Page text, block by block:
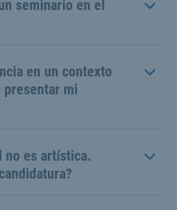
seminario en el
en un contexto
presentar mi
es artística.